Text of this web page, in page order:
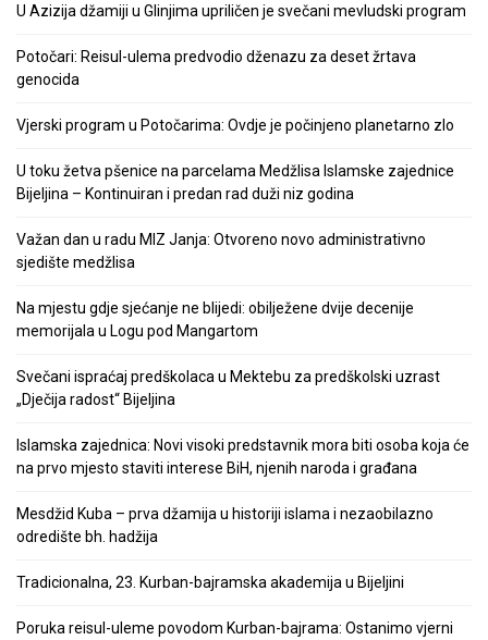
U Azizija džamiji u Glinjima upriličen je svečani mevludski program
Potočari: Reisul-ulema predvodio dženazu za deset žrtava
genocida
Vjerski program u Potočarima: Ovdje je počinjeno planetarno zlo
U toku žetva pšenice na parcelama Medžlisa Islamske zajednice
Bijeljina – Kontinuiran i predan rad duži niz godina
Važan dan u radu MIZ Janja: Otvoreno novo administrativno
sjedište medžlisa
Na mjestu gdje sjećanje ne blijedi: obilježene dvije decenije
memorijala u Logu pod Mangartom
Svečani ispraćaj predškolaca u Mektebu za predškolski uzrast
„Dječija radost“ Bijeljina
Islamska zajednica: Novi visoki predstavnik mora biti osoba koja će
na prvo mjesto staviti interese BiH, njenih naroda i građana
Mesdžid Kuba – prva džamija u historiji islama i nezaobilazno
odredište bh. hadžija
Tradicionalna, 23. Kurban-bajramska akademija u Bijeljini
Poruka reisul-uleme povodom Kurban-bajrama: Ostanimo vjerni